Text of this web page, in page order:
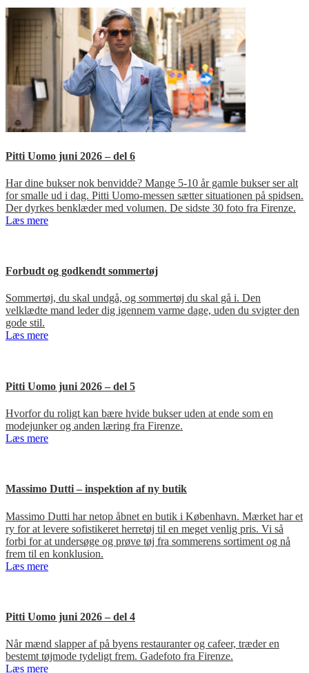
Pitti Uomo juni 2026 – del 6
Har dine bukser nok benvidde? Mange 5-10 år gamle bukser ser alt
for smalle ud i dag. Pitti Uomo-messen sætter situationen på spidsen.
Der dyrkes benklæder med volumen. De sidste 30 foto fra Firenze.
Læs mere
Forbudt og godkendt sommertøj
Sommertøj, du skal undgå, og sommertøj du skal gå i. Den
velklædte mand leder dig igennem varme dage, uden du svigter den
gode stil.
Læs mere
Pitti Uomo juni 2026 – del 5
Hvorfor du roligt kan bære hvide bukser uden at ende som en
modejunker og anden læring fra Firenze.
Læs mere
Massimo Dutti – inspektion af ny butik
Massimo Dutti har netop åbnet en butik i København. Mærket har et
ry for at levere sofistikeret herretøj til en meget venlig pris. Vi så
forbi for at undersøge og prøve tøj fra sommerens sortiment og nå
frem til en konklusion.
Læs mere
Pitti Uomo juni 2026 – del 4
Når mænd slapper af på byens restauranter og cafeer, træder en
bestemt tøjmode tydeligt frem. Gadefoto fra Firenze.
Læs mere